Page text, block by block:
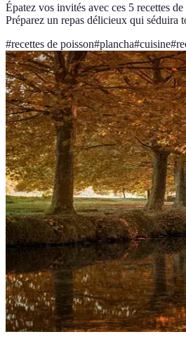
Épatez vos invités avec ces 5 recettes
Préparez un repas délicieux qui séduira
#recettes de poisson#plancha#cuisine#